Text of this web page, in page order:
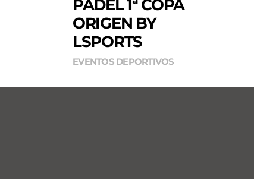
PÁDEL 1ª COPA
ORIGEN BY
LSPORTS
EVENTOS DEPORTIVOS